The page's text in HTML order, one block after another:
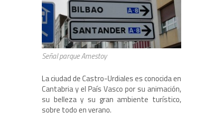
Señal parque Amestoy
La ciudad de Castro-Urdiales es conocida en
Cantabria y el País Vasco por su animación,
su belleza y su gran ambiente turístico,
sobre todo en verano.